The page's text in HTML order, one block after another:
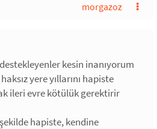
morgazoz
kesin inanıyorum
yere yıllarını hapiste
ileri evre kötülük gerektirir
hapiste, kendine